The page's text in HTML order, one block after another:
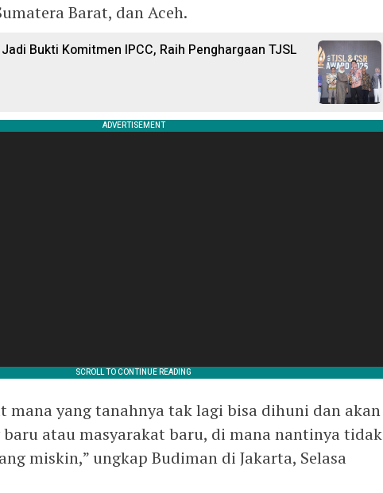
Barat, dan Aceh.
Jadi Bukti Komitmen IPCC, Raih Penghargaan TJSL
mana yang tanahnya tak lagi bisa dihuni dan akan
atau masyarakat baru, di mana nantinya tidak
miskin,” ungkap Budiman di Jakarta, Selasa